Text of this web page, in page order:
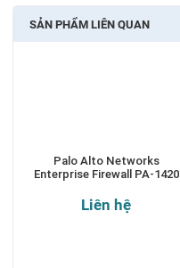
SẢN PHẨM LIÊN QUAN
Palo Alto Networks
Enterprise Firewall PA-1420
Liên hệ